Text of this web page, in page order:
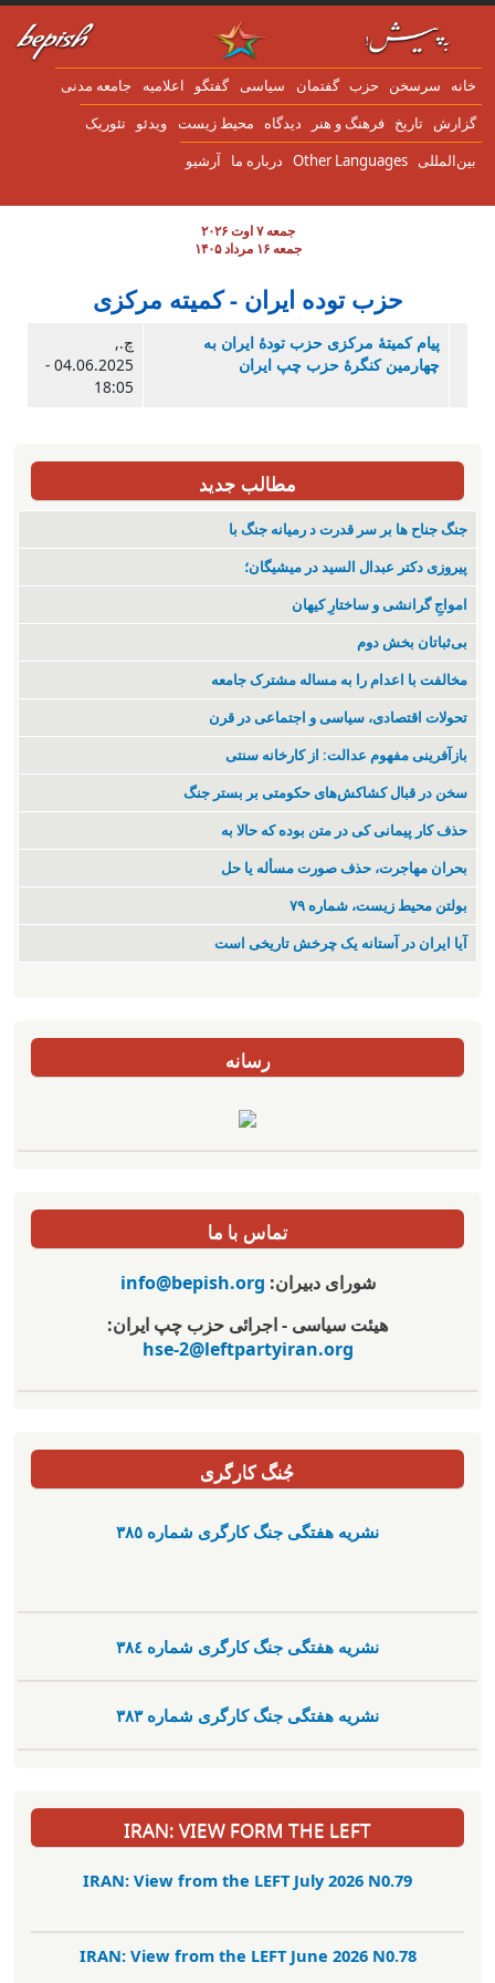
به محتوای اصلی
سرسخن حزب گفتمان سياسی گفتگو اعلاميه جامعه مدنی
تاریخ فرهنگ و هنر دیدگاه محیط زیست ویدئو تئوریک
Other Languages درباره ما آرشیو
جمعه ۷ اوت ۲۰۲۶
جمعه ۱۶ مرداد ۱۴۰۵
حزب توده ایران - کمیته مرکزی
پیام کمیتۀ مرکزی حزب تودۀ ایران به
چهارمین کنگرۀ حزب چپ ایران
04.06.2025 -
18:05
مطالب جدید
جنگ جناح ها بر سر قدرت د رمیانە جنگ با
پیروزی دکتر عبدال السید در میشیگان؛
‌امواجِ گرانشی و ساختارِ کیهان
بی‌ثباتان بخش دوم
مخالفت با اعدام را به مساله مشترک جامعه
تحولات اقتصادی، سیاسی و اجتماعی در قرن
بازآفرینی مفهوم عدالت: از کارخانه سنتی
سخن در قبال کشاکش‌های حکومتی بر بستر جنگ
حذف کار پیمانی کی در متن بودە کە حالا بە
بحران مهاجرت‌، حذف صورت مسأله یا حل
بولتن محیط زیست، شماره ۷۹
آیا ایران در آستانه یک چرخش تاریخی است
رسانه
تماس با ما
شورای دبیران:info@bepish.org
هیئت سیاسی - اجرائی حزب چپ ایران:
hse-2@leftpartyiran.org
جُنگ کارگری
نشریە هفتگی جنگ کارگری شمارە ٣٨٥
نشریە هفتگی جنگ کارگری شمارە ٣٨٤
نشریە هفتگی جنگ کارگری شمارە ٣٨٣
IRAN: VIEW FORM THE LEFT
IRAN: View from the LEFT July 2026 N0.79
IRAN: View from the LEFT June 2026 N0.78